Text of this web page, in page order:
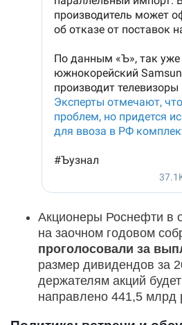
Акционеры Роснефти в
на заочном годовом
проголосовали за
размер дивидендов за
держателям акций
направлено 441,5 млрд